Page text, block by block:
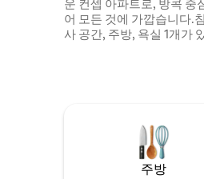
무료
운 컨셉 아파트로, 방콕 중
어 모든 것에 가깝습니다.
사 공간, 주방, 욕실 1개가
[화장실] - 건조 및 습식 분
및 세면대, 옷장, 헤어드라
구비된 샤워실, 샴푸 및 린
비스] - 셀프 체크인 & 셀프
주방